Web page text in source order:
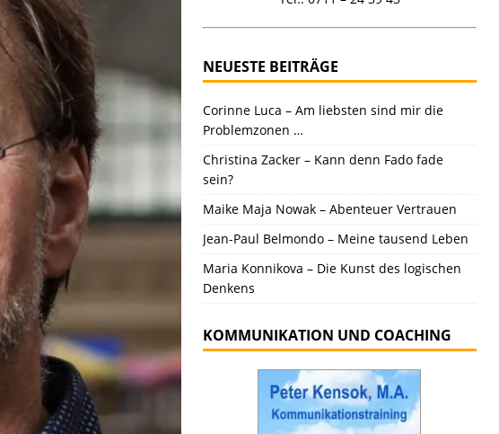
NEUESTE BEITRÄGE
Corinne Luca – Am liebsten sind mir die
Problemzonen …
Christina Zacker – Kann denn Fado fade
sein?
Maike Maja Nowak – Abenteuer Vertrauen
Jean-Paul Belmondo – Meine tausend Leben
Maria Konnikova – Die Kunst des logischen
Denkens
KOMMUNIKATION UND COACHING